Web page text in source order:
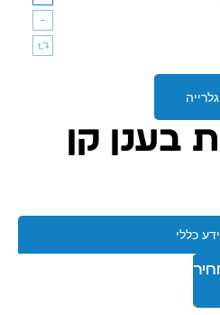
בענן קן
כללי
גלרייה